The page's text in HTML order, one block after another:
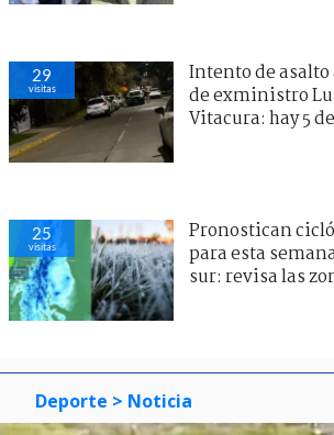
29
visitas
Intento de asalto
de exministro
Vitacura: hay 5
25
visitas
Pronostican
para esta
sur: revisa las
Deporte > Noticia